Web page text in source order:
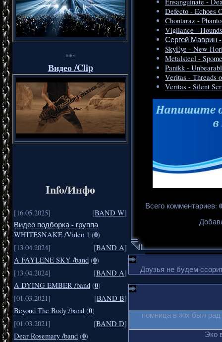
***
Видео /Clip
Info/Инфо
[16.05.2025] [BAND W]
Видео подборка - группа
WHITESNAKE /Video 1 (0)
[13.04.2024]
[BAND A]
A FAYLENE SKY /band (0)
[13.04.2024]
[BAND A]
A DYING EMBER /band (0)
[01.03.2021]
[BAND B]
Beyond The Body /band (0)
[01.03.2021]
[BAND D]
Dear Rosemary /band (0)
Defecto - Echoes
Chontaraz -
Vigilance -
Сергей Маврин
SkyEye - New
Metalsteel -
Panikk -
Veritas - Threads
Veritas - Silent
Всего комментариев: 0
Друзья не будем
помница в 80х был
Эко